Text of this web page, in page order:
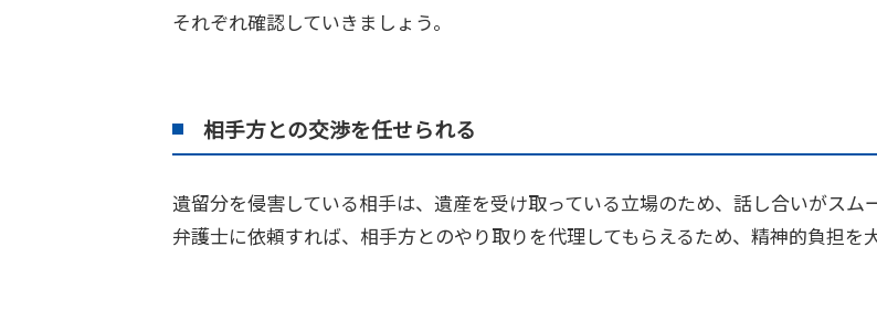
それぞれ確認していきましょう。
相手方との交渉を任せられる
遺留分を侵害している相手は、遺産を受け取っている立場のため、話し合いがスム
弁護士に依頼すれば、相手方とのやり取りを代理してもらえるため、精神的負担を